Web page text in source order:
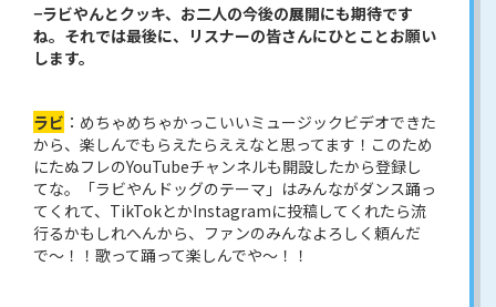
−ラビやんとクッキ、お二人の今後の展開にも期待です
ね。それでは最後に、リスナーの皆さんにひとことお願い
します。
ラビ ：めちゃめちゃかっこいいミュージックビデオできた
から、楽しんでもらえたらええなと思ってます！このため
にたぬフレのYouTubeチャンネルも開設したから登録し
てな。「ラビやんドッグのテーマ」はみんながダンス踊っ
てくれて、TikTokとかInstagramに投稿してくれたら流
行るかもしれへんから、ファンのみんなよろしく頼んだ
で〜！！歌って踊って楽しんでや〜！！